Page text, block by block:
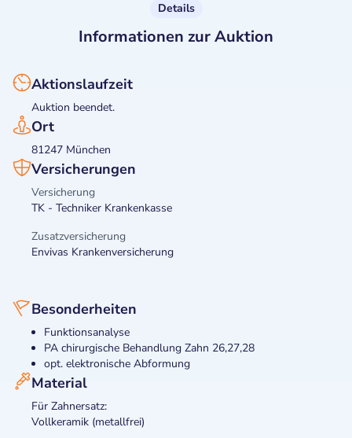
Details
Informationen zur Auktion
Aktionslaufzeit
Auktion beendet.
Ort
81247 München
Versicherungen
Versicherung
TK - Techniker Krankenkasse
Zusatzversicherung
Envivas Krankenversicherung
Besonderheiten
Funktionsanalyse
PA chirurgische Behandlung Zahn 26,27,28
opt. elektronische Abformung
Material
Für Zahnersatz:
Vollkeramik (metallfrei)